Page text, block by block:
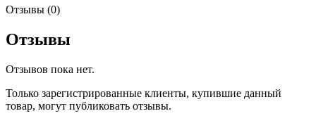
Отзывы (0)
Отзывы
Отзывов пока нет.
Только зарегистрированные клиенты, купившие данный
товар, могут публиковать отзывы.